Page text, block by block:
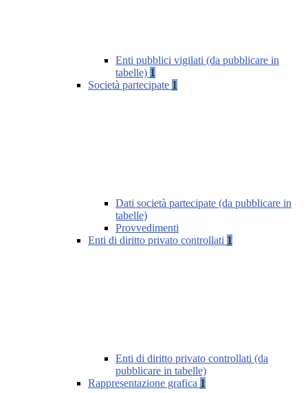
Enti pubblici vigilati (da pubblicare in
tabelle) 1
Società partecipate 1
Dati società partecipate (da pubblicare in
tabelle)
Provvedimenti
Enti di diritto privato controllati 1
Enti di diritto privato controllati (da
pubblicare in tabelle)
Rappresentazione grafica 1